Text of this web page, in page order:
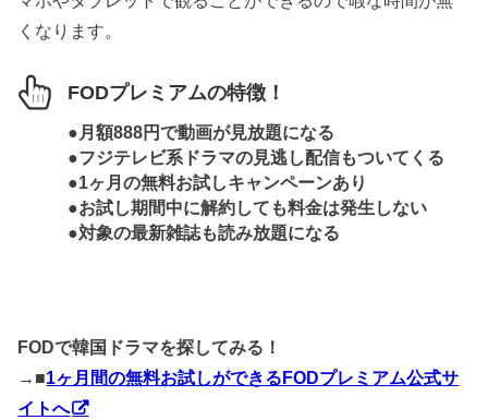
くなります。
FODプレミアムの特徴！
●月額888円で動画が見放題になる
●フジテレビ系ドラマの見逃し配信もついてくる
●1ヶ月の無料お試しキャンペーンあり
●お試し期間中に解約しても料金は発生しない
●対象の最新雑誌も読み放題になる
FODで韓国ドラマを探してみる！
→■1ヶ月間の無料お試しができるFODプレミアム公式サ
イトへ